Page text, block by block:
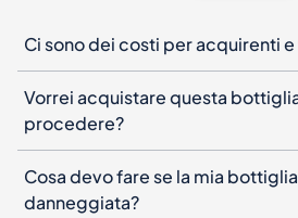
Ci sono dei costi per acquirenti
Vorrei acquistare questa
procedere?
Cosa devo fare se la mia
danneggiata?